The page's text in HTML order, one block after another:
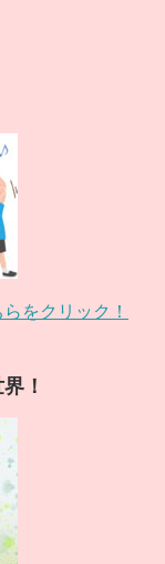
をクリック！
！